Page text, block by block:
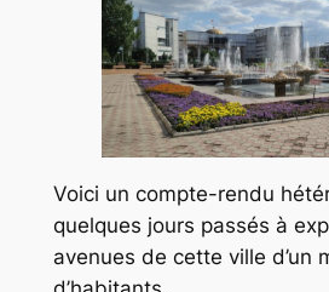
Voici un compte-rendu
quelques jours passés à
avenues de cette ville d’un